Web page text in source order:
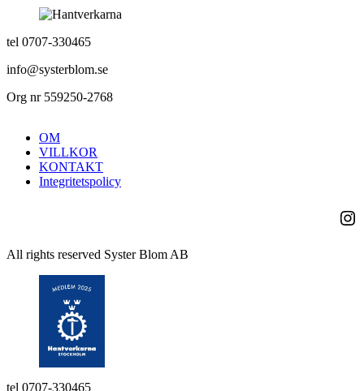
tel 0707-330465
info@systerblom.se
Org nr 559250-2768
OM
VILLKOR
KONTAKT
Integritetspolicy
All rights reserved Syster Blom AB
tel 0707-330465